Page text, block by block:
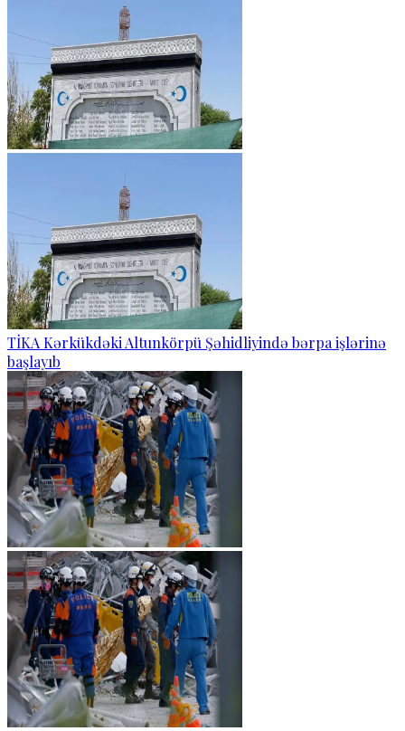
TİKA Kərkükdəki Altunkörpü Şəhidliyində bərpa işlərinə
başlayıb